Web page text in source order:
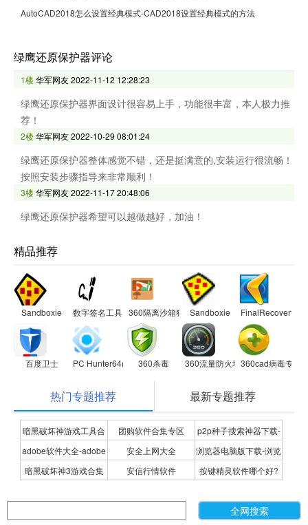
AutoCAD2018怎么设置经典模式-CAD2018设置经典模式的方法
绿鹰还原保护器评论
1楼华军网友2022-11-12 12:28:23
绿鹰还原保护器界面设计很容易上手，功能很丰富，本人极力推
荐！
2楼华军网友2022-10-29 08:01:24
绿鹰还原保护器整体感觉不错，还是挺满意的,安装运行很流畅！
按照安装步骤指导来非常顺利！
3楼华军网友2022-11-17 20:48:06
绿鹰还原保护器希望可以越做越好，加油！
精品推荐
Sandboxie 数字签名工具 360隔离沙箱独立版Sandboxie FinalRecovery
百度卫士 PC Hunter64(手工杀毒软件)
360杀毒 360流量防火墙 360cad病毒专杀
热门专题推荐 最新专题推荐
暗黑破坏神游戏工具合
集
团购软件合集专区
p2p种子搜索神器下载-
P2P种子搜索神器专题
adobe软件大全-adobe
全系列软件下载-adobe
安全上网大全
浏览器电脑版下载-浏览
器下载合集
暗黑破坏神3游戏合集 安信行情软件
按键精灵软件哪个好?